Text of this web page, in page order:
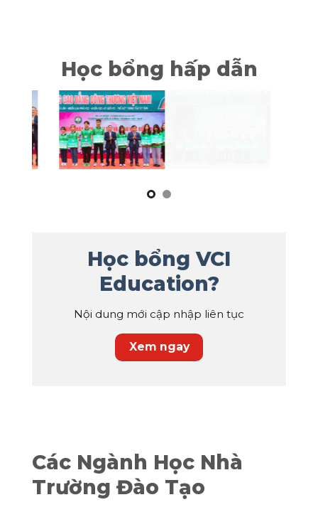
Học bổng hấp dẫn
Học bổng VCI
Education?
Nội dung mới cập nhập liên tục
Xem ngay
Các Ngành Học Nhà
Trường Đào Tạo